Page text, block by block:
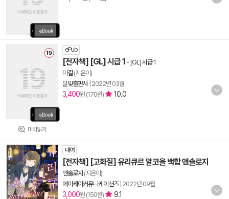
미리읽기
ePub
[전자책] [GL] 시급 1 - [GL] 시급 1
미결(지은이)
달빛출판사| 2022년 03월
3,400원 (170원) 10.0
대여
[전자책] [고화질] 유리큐르 알코올 백합 앤솔로지
앤솔로지 (지은이)
에이케이커뮤니케이션즈| 2022년 09월
3,000원 (150원) 9.1